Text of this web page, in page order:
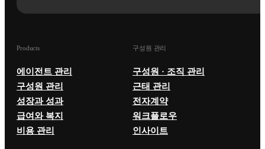
Products
에이전트 관리
구성원 관리
성장과 성과
급여와 복지
비용 관리
구성원 관리
구성원 · 조직 관리
근태 관리
전자계약
워크플로우
인사이트